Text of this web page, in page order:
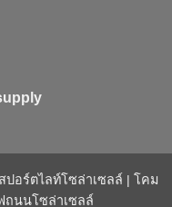
สปอร์ตไลท์โซล่าเซลล์ | โคม
ถนนโซล่าเซลล์